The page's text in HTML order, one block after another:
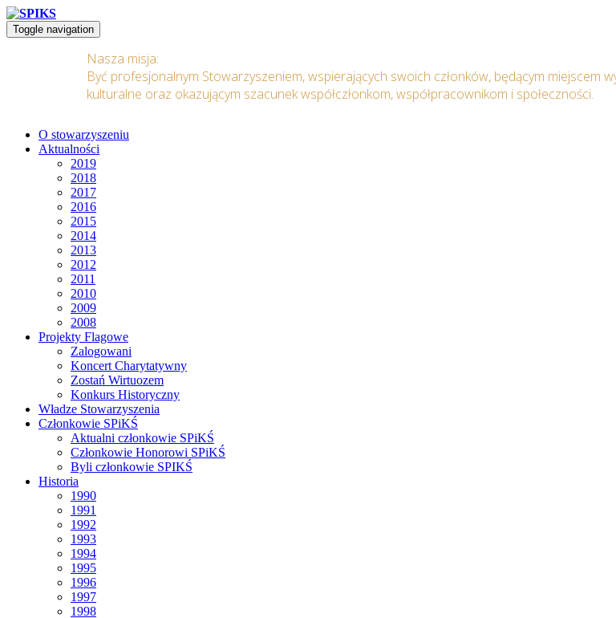
Toggle navigation
Nasza misja:
Być profesjonalnym Stowarzyszeniem, wspierających swoich członków, będącym miejscem
kulturalne oraz okazującym szacunek współczłonkom, współpracownikom i społeczności.
O stowarzyszeniu
Aktualności
2019
2018
2017
2016
2015
2014
2013
2012
2011
2010
2009
2008
Projekty Flagowe
Zalogowani
Koncert Charytatywny
Zostań Wirtuozem
Konkurs Historyczny
Władze Stowarzyszenia
Członkowie SPiKŚ
Aktualni członkowie SPiKŚ
Członkowie Honorowi SPiKŚ
Byli członkowie SPIKŚ
Historia
1990
1991
1992
1993
1994
1995
1996
1997
1998